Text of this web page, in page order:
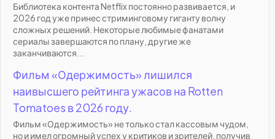
Библиотека контента Netflix постоянно развивается, и
2026 год уже принес стриминговому гиганту волну
сложных решений. Некоторые любимые фанатами
сериалы завершаются по плану, другие же
заканчиваются...
Фильм «Одержимость» лишился
наивысшего рейтинга ужасов на Rotten
Tomatoes в 2026 году.
Фильм «Одержимость» не только стал кассовым чудом,
но и имел огромный успех у критиков и зрителей, получив